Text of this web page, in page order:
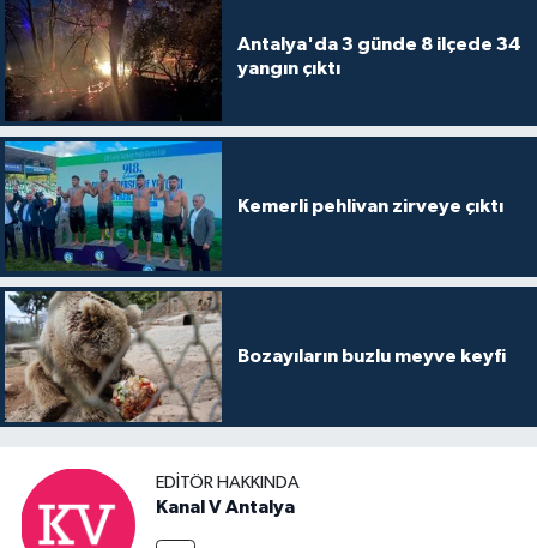
Antalya'da 3 günde 8 ilçede 34
yangın çıktı
Kemerli pehlivan zirveye çıktı
Bozayıların buzlu meyve keyfi
EDITÖR HAKKINDA
Kanal V Antalya